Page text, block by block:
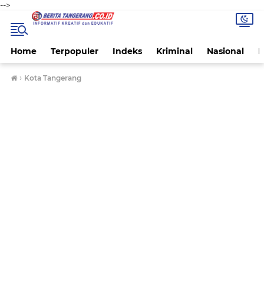
-->
Home Terpopuler Indeks Kriminal Nasional
› Kota Tangerang